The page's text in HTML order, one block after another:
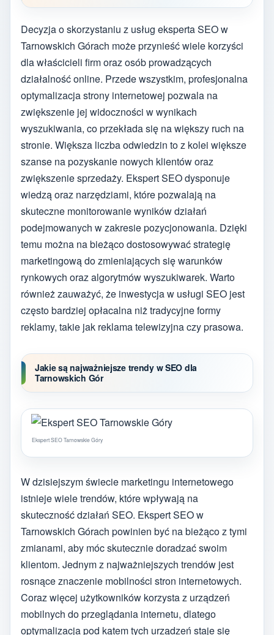
Decyzja o skorzystaniu z usług eksperta SEO w
Tarnowskich Górach może przynieść wiele korzyści
dla właścicieli firm oraz osób prowadzących
działalność online. Przede wszystkim, profesjonalna
optymalizacja strony internetowej pozwala na
zwiększenie jej widoczności w wynikach
wyszukiwania, co przekłada się na większy ruch na
stronie. Większa liczba odwiedzin to z kolei większe
szanse na pozyskanie nowych klientów oraz
zwiększenie sprzedaży. Ekspert SEO dysponuje
wiedzą oraz narzędziami, które pozwalają na
skuteczne monitorowanie wyników działań
podejmowanych w zakresie pozycjonowania. Dzięki
temu można na bieżąco dostosowywać strategię
marketingową do zmieniających się warunków
rynkowych oraz algorytmów wyszukiwarek. Warto
również zauważyć, że inwestycja w usługi SEO jest
często bardziej opłacalna niż tradycyjne formy
reklamy, takie jak reklama telewizyjna czy prasowa.
Jakie są najważniejsze trendy w SEO dla
Tarnowskich Gór
Ekspert SEO Tarnowskie Góry
W dzisiejszym świecie marketingu internetowego
istnieje wiele trendów, które wpływają na
skuteczność działań SEO. Ekspert SEO w
Tarnowskich Górach powinien być na bieżąco z tymi
zmianami, aby móc skutecznie doradzać swoim
klientom. Jednym z najważniejszych trendów jest
rosnące znaczenie mobilności stron internetowych.
Coraz więcej użytkowników korzysta z urządzeń
mobilnych do przeglądania internetu, dlatego
optymalizacja pod kątem tych urządzeń staje się